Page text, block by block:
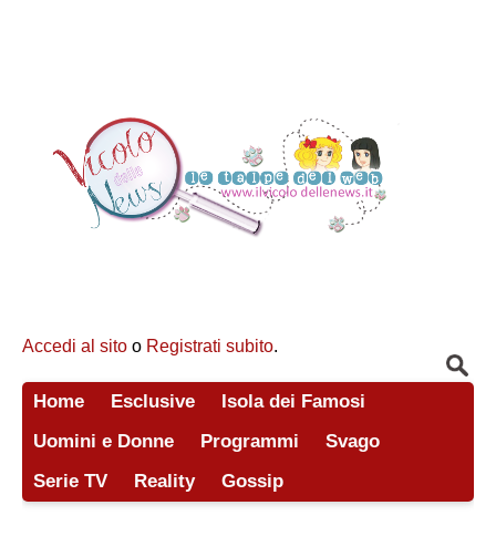
Accedi al sito o Registrati subito.
Home Esclusive
Isola dei Famosi
Uomini e Donne
Programmi
Svago
Serie TV
Reality Gossip